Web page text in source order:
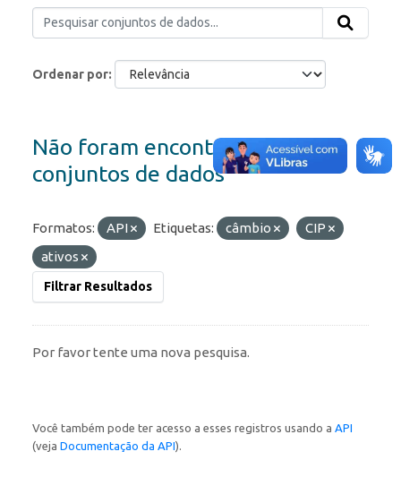
Ordenar por
Não foram encontrados
conjuntos de dados
Formatos: API Etiquetas: câmbio
CIP
ativos
Filtrar Resultados
Por favor tente uma nova pesquisa.
Você também pode ter acesso a esses registros usando a API
(veja Documentação da API).